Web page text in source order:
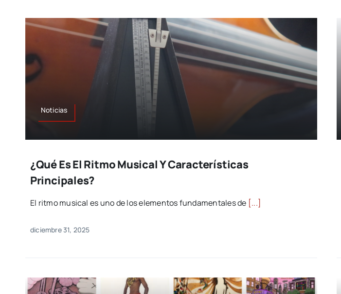
Noticias
¿Qué Es El Ritmo Musical Y Características
Principales?
El ritmo musical es uno de los elementos fundamentales de [...]
diciembre 31, 2025